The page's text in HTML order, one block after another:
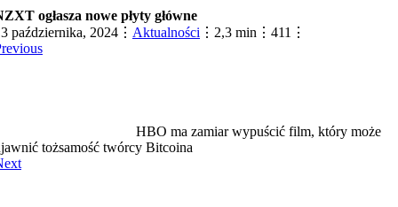
ogłasza nowe płyty główne
października, 2024 ⋮ Aktualności ⋮ 2,3 min ⋮ 411 ⋮
HBO ma zamiar wypuścić film, który może
tożsamość twórcy Bitcoina